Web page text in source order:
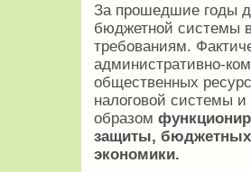
За прошедшие годы
бюджетной системы
требованиям.
административно-
общественных
налоговой системы
образом
защиты, бюджетных
экономики.